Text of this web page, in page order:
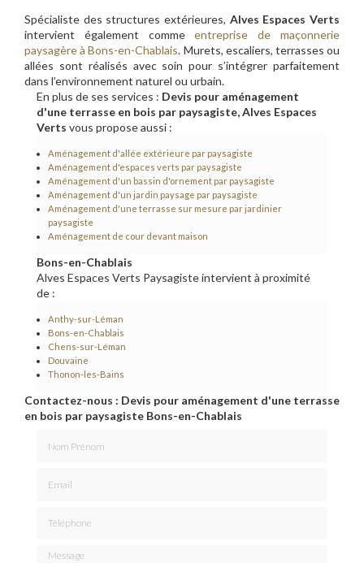
Spécialiste des structures extérieures, Alves Espaces Verts
intervient également commeentreprise de maçonnerie
paysagère à Bons-en-Chablais. Murets, escaliers, terrasses ou
allées sont réalisés avec soin pour s’intégrer parfaitement
dans l’environnement naturel ou urbain.
En plus de ses services : Devis pour aménagement
d'une terrasse en bois par paysagiste, Alves Espaces
Verts vous propose aussi :
Aménagement d'allée extérieure par paysagiste
Aménagement d'espaces verts par paysagiste
Aménagement d'un bassin d'ornement par paysagiste
Aménagement d'un jardin paysage par paysagiste
Aménagement d'une terrasse sur mesure par jardinier
paysagiste
Aménagement de cour devant maison
Bons-en-Chablais
Alves Espaces Verts Paysagiste intervient à proximité
de :
Anthy-sur-Léman
Bons-en-Chablais
Chens-sur-Léman
Douvaine
Thonon-les-Bains
Contactez-nous : Devis pour aménagement d'une terrasse
en bois par paysagiste Bons-en-Chablais
Message